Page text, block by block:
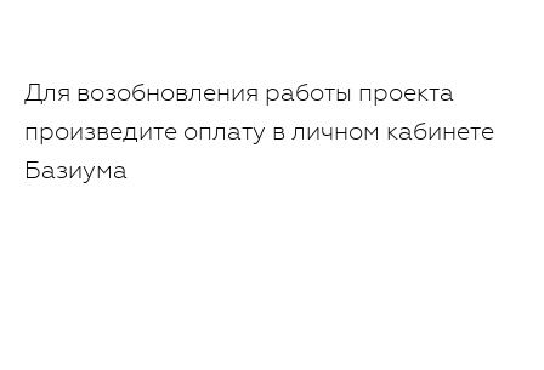
Для возобновления работы проекта
произведите оплату в личном кабинете
Базиума